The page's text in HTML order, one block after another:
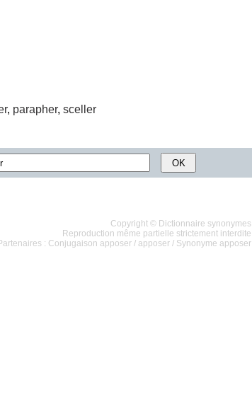
, parapher, sceller
Copyright © Dictionnaire synonymes
Reproduction même partielle strictement interdite
: Conjugaison apposer / apposer / Synonyme apposer